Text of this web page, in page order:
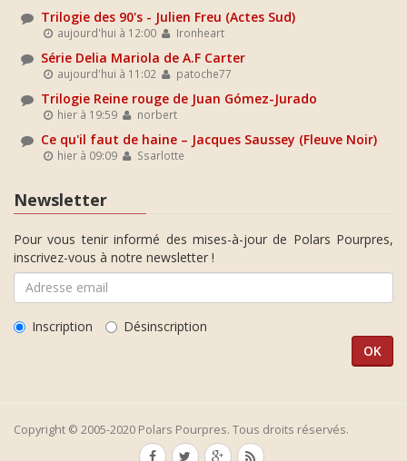
Trilogie des 90's - Julien Freu (Actes Sud)
aujourd'hui à 12:00 Ironheart
Série Delia Mariola de A.F Carter
aujourd'hui à 11:02 patoche77
Trilogie Reine rouge de Juan Gómez-Jurado
hier à 19:59 norbert
Ce qu'il faut de haine – Jacques Saussey (Fleuve Noir)
hier à 09:09 Ssarlotte
Newsletter
Pour vous tenir informé des mises-à-jour de Polars Pourpres,
inscrivez-vous à notre newsletter !
Inscription Désinscription
Copyright © 2005-2020 Polars Pourpres. Tous droits réservés.